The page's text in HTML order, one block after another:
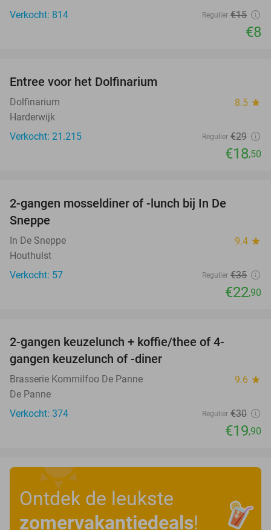
Verkocht: 814
Regulier €15
€8
Entree voor het Dolfinarium
Dolfinarium 8.5 star
Harderwijk
Verkocht: 21.215
Regulier €29
€18,50
2-gangen mosseldiner of -lunch bij In De
Sneppe
In De Sneppe 9.4 star
Houthulst
Verkocht: 57
Regulier €35
€22,90
2-gangen keuzelunch + koffie/thee of 4-
gangen keuzelunch of -diner
Brasserie Kommilfoo De Panne 9.6 star
De Panne
Verkocht: 374
Regulier €30
€19,90
Ontdek de leukste
zomervakantiedeals!